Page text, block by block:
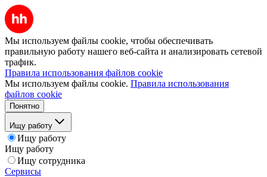
Мы используем файлы cookie, чтобы обеспечивать
правильную работу нашего веб-сайта и анализировать сетевой
трафик.
Правила использования файлов cookie
Мы используем файлы cookie. Правила использования
файлов cookie
Понятно
Ищу работу
Ищу работу
Ищу работу
Ищу сотрудника
Сервисы